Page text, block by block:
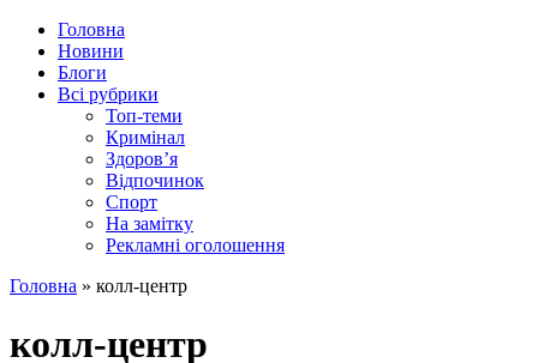
Головна
Новини
Блоги
Всі рубрики
Топ-теми
Кримінал
Здоров’я
Відпочинок
Спорт
На замітку
Рекламні оголошення
Головна » колл-центр
колл-центр